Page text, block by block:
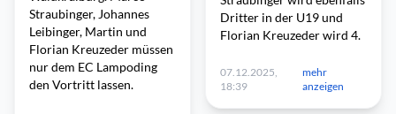
Straubinger, Johannes
Leibinger, Martin und
Florian Kreuzeder müssen
nur dem EC Lampoding
den Vortritt lassen.
Dritter in der U19 und
Florian Kreuzeder wird 4.
07.12.2025,
18:39
mehr
anzeigen